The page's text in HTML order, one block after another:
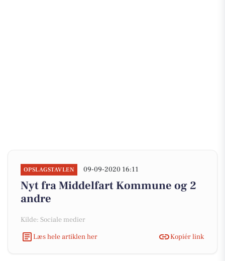
OPSLAGSTAVLEN 09-09-2020 16:11
Nyt fra Middelfart Kommune og 2
andre
Kilde: Sociale medier
Læs hele artiklen her
Kopiér link